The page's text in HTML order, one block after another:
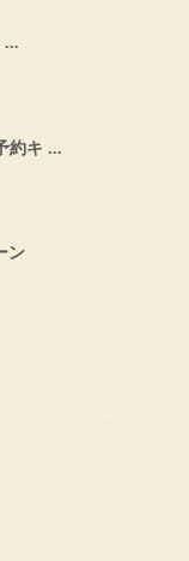
...
約キ ...
ン